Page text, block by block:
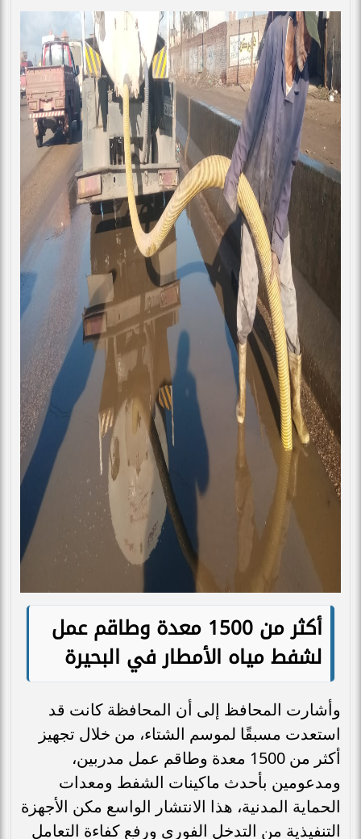
أكثر من 1500 معدة وطاقم عمل
لشفط مياه الأمطار في البحيرة
وأشارت المحافظ إلى أن المحافظة كانت قد
استعدت مسبقًا لموسم الشتاء، من خلال تجهيز
أكثر من 1500 معدة وطاقم عمل مدربين،
ومدعومين بأحدث ماكينات الشفط ومعدات
الحماية المدنية، هذا الانتشار الواسع مكن الأجهزة
التنفيذية من التدخل الفوري ورفع كفاءة التعامل